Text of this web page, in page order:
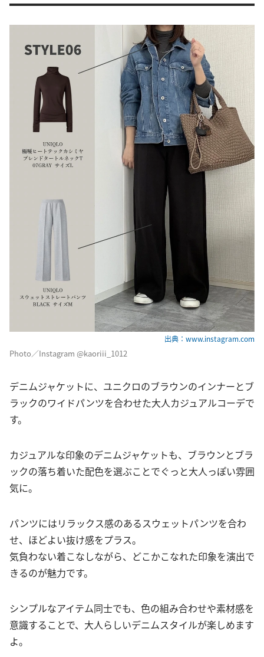
出典：www.instagram.com
Photo／Instagram @kaoriii_1012
デニムジャケットに、ユニクロのブラウンのインナーとブ
ラックのワイドパンツを合わせた大人カジュアルコーデで
す。
カジュアルな印象のデニムジャケットも、ブラウンとブラ
ックの落ち着いた配色を選ぶことでぐっと大人っぽい雰囲
気に。
パンツにはリラックス感のあるスウェットパンツを合わ
せ、ほどよい抜け感をプラス。
気負わない着こなしながら、どこかこなれた印象を演出で
きるのが魅力です。
シンプルなアイテム同士でも、色の組み合わせや素材感を
意識することで、大人らしいデニムスタイルが楽しめます
よ。